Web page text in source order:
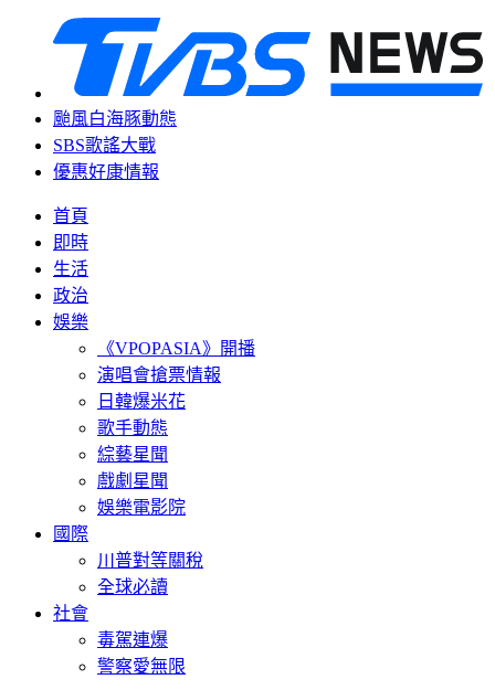
颱風白海豚動態
SBS歌謠大戰
優惠好康情報
首頁
即時
生活
政治
娛樂
《VPOPASIA》開播
演唱會搶票情報
日韓爆米花
歌手動態
綜藝星聞
戲劇星聞
娛樂電影院
國際
川普對等關稅
全球必讀
社會
毒駕連爆
警察愛無限